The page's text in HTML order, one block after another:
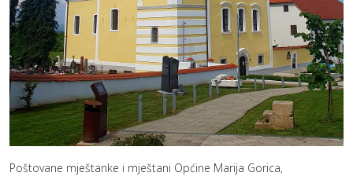
Poštovane mještanke i mještani Općine Marija Gorica,